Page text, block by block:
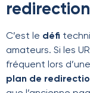
C’est le défi
amateurs. Si les
fréquent lors
plan de